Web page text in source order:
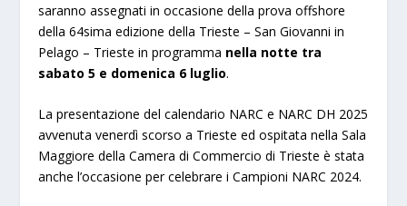
saranno assegnati in occasione della prova offshore
della 64sima edizione della Trieste – San Giovanni in
Pelago – Trieste in programma nella notte tra
sabato 5 e domenica 6 luglio.
La presentazione del calendario NARC e NARC DH 2025
avvenuta venerdì scorso a Trieste ed ospitata nella Sala
Maggiore della Camera di Commercio di Trieste è stata
anche l’occasione per celebrare i Campioni NARC 2024.